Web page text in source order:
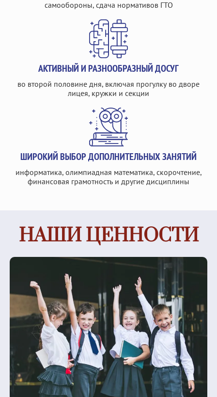
самообороны, сдача нормативов ГТО
АКТИВНЫЙ И РАЗНООБРАЗНЫЙ ДОСУГ
во второй половине дня, включая прогулку во дворе
лицея, кружки и секции
ШИРОКИЙ ВЫБОР ДОПОЛНИТЕЛЬНЫХ ЗАНЯТИЙ
информатика, олимпиадная математика, скорочтение,
финансовая грамотность и другие дисциплины
НАШИ ЦЕННОСТИ